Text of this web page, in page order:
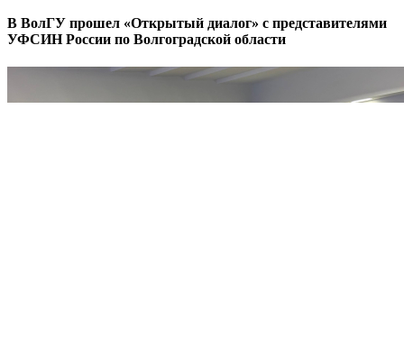
В ВолГУ прошел «Открытый диалог» с представителями
УФСИН России по Волгоградской области